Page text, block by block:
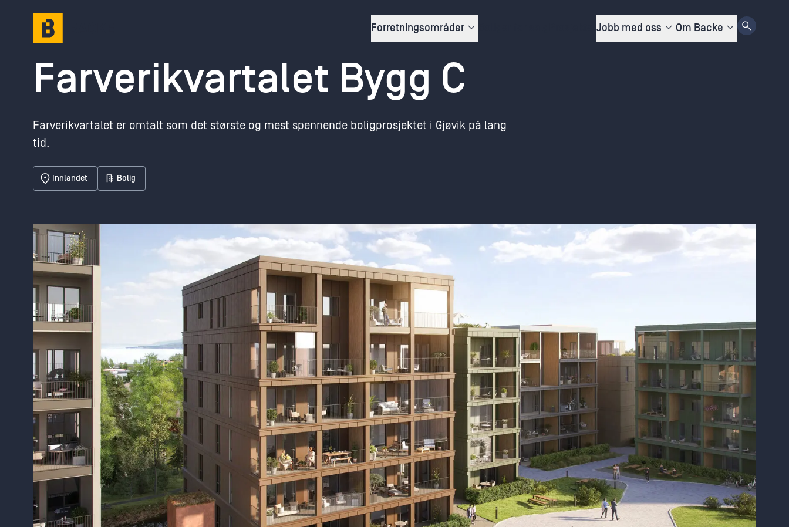
Gå til hovedinnhold
Forretningsområder
Jobb med oss Om Backe
Farverikvartalet Bygg C
Farverikvartalet er omtalt som det største og mest spennende boligprosjektet i Gjøvik på lang
tid.
Innlandet Bolig